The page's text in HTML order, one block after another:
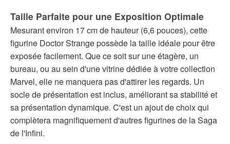
Taille Parfaite pour une Exposition Optimale
Mesurant environ 17 cm de hauteur (6,6 pouces), cette
figurine Doctor Strange possède la taille idéale pour être
exposée facilement. Que ce soit sur une étagère, un
bureau, ou au sein d'une vitrine dédiée à votre collection
Marvel, elle ne manquera pas d'attirer les regards. Un
socle de présentation est inclus, améliorant sa stabilité et
sa présentation dynamique. C'est un ajout de choix qui
complètera magnifiquement d'autres figurines de la Saga
de l'Infini.